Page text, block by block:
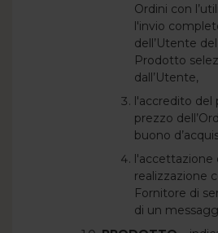
Ordini con
l'invio
dell’Utente
Prodotto
dall’Utente,
l'accredito del
prezzo
buono
l'accettazione
realizzazione
Fornitore di
di un